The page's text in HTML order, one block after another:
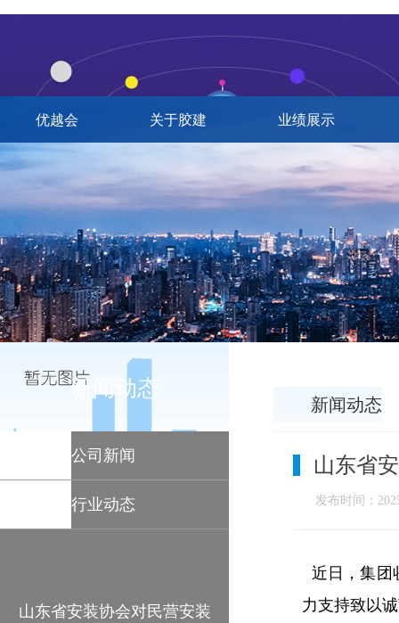
优越会 关于胶建 业绩展示
新闻动态
公司新闻
行业动态
山东省安装协会对民营安装
新闻动态
山东省
发布时间：
近日，集团
力支持致以